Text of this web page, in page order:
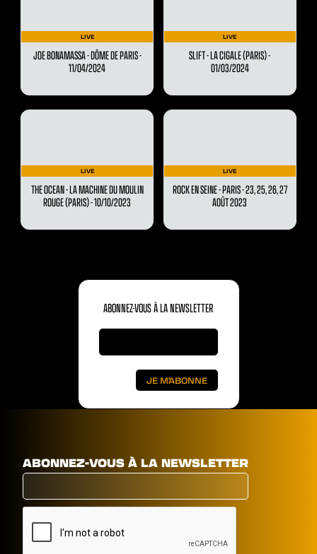
LIVE
JOE BONAMASSA - DÔME DE PARIS -
11/04/2024
LIVE
SLIFT - LA CIGALE (PARIS) -
01/03/2024
LIVE
THE OCEAN - LA MACHINE DU MOULIN
ROUGE (PARIS) - 10/10/2023
LIVE
ROCK EN SEINE - PARIS - 23, 25, 26, 27
AOÛT 2023
ABONNEZ-VOUS À LA NEWSLETTER
ABONNEZ-VOUS À LA NEWSLETTER